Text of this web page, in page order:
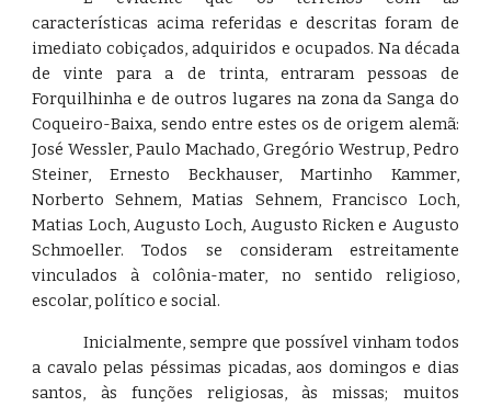
características acima referidas e descritas foram de
imediato cobiçados, adquiridos e ocupados. Na década
de vinte para a de trinta, entraram pessoas de
Forquilhinha e de outros lugares na zona da Sanga do
Coqueiro-Baixa, sendo entre estes os de origem alemã:
José Wessler, Paulo Machado, Gregório Westrup, Pedro
Steiner, Ernesto Beckhauser, Martinho Kammer,
Norberto Sehnem, Matias Sehnem, Francisco Loch,
Matias Loch, Augusto Loch, Augusto Ricken e Augusto
Schmoeller. Todos se consideram estreitamente
vinculados à colônia-mater, no sentido religioso,
escolar, político e social.
Inicialmente, sempre que possível vinham todos
a cavalo pelas péssimas picadas, aos domingos e dias
santos, às funções religiosas, às missas; muitos